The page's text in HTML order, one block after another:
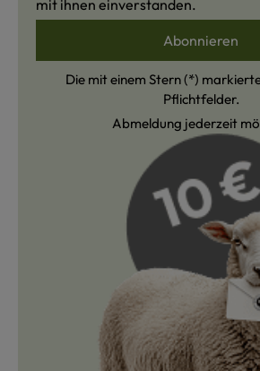
mit ihnen einverstanden.
Abonnieren
Die mit einem Stern (*)
Pflichtfelder.
Abmeldung jederzeit